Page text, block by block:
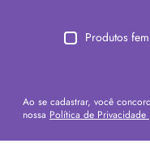
Produtos
Ao se cadastrar, você
nossa Política de Privacidade